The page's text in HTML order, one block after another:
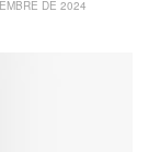
DE 2024